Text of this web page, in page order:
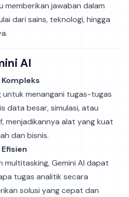
memberikan jawaban dalam
dari sains, teknologi, hingga
AI
untuk menangani tugas-tugas
data besar, simulasi, atau
menjadikannya alat yang kuat
dan bisnis.
multitasking, Gemini AI dapat
tugas analitik secara
solusi yang cepat dan